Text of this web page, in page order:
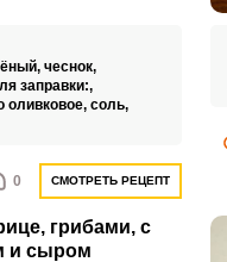
и французской
чеснок,
заправки:,
оливковое, соль,
0 СМОТРЕТЬ РЕЦЕПТ
грибами, с
и сыром